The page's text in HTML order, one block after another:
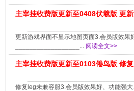
主宰挂收费版更新至0408伏羲版 更
更新游戏界面不显示地图页面3.会员版效
__________________... 阅读全文>>
主宰挂收费版更新至0103倦鸟版 修
修复leg未兼容服3.会员版效果好、功能强